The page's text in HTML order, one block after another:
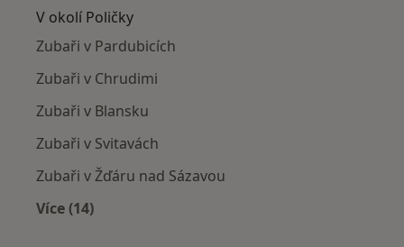
V okolí Poličky
Zubaři v Pardubicích
Zubaři v Chrudimi
Zubaři v Blansku
Zubaři v Svitavách
Zubaři v Žďáru nad Sázavou
Více (14)